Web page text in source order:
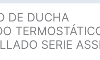
DE DUCHA
SERIE